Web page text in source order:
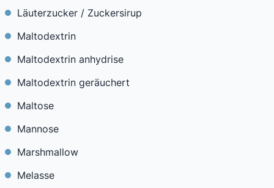
Läuterzucker / Zuckersirup
Maltodextrin
Maltodextrin anhydrise
Maltodextrin geräuchert
Maltose
Mannose
Marshmallow
Melasse